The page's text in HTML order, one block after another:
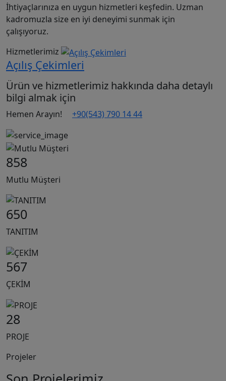
İhtiyaçlarınıza en uygun hizmetleri keşfedin. Uzman
kadromuzla size en iyi deneyimi sunmak için
çalışıyoruz.
Hizmetlerimiz
Drone Çekimleri
Ürün ve hizmetlerimiz hakkında daha detaylı
bilgi almak için
Hemen Arayın! +90(543) 790 14 44
858
Mutlu Müşteri
650
TANITIM
567
ÇEKİM
28
PROJE
Projeler